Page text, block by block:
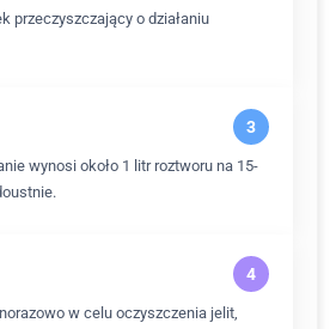
przeczyszczający o działaniu
wynosi około 1 litr roztworu na 15-
w celu oczyszczenia jelit,